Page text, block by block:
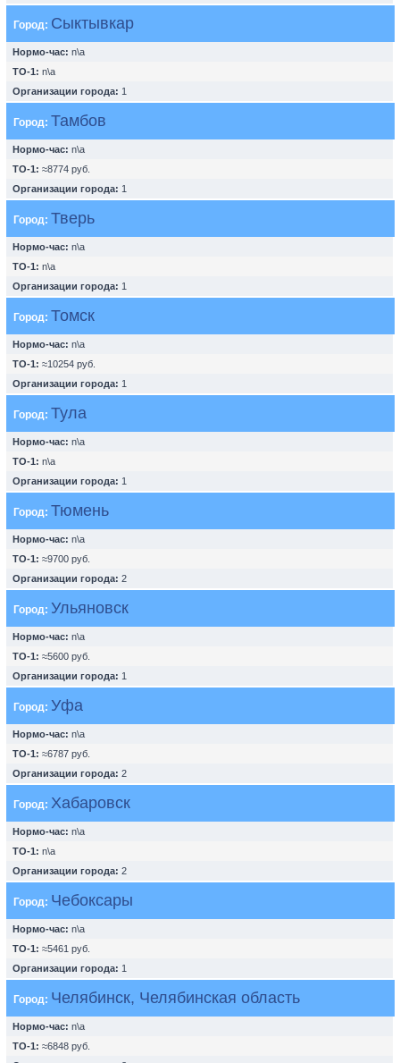
Город: Сыктывкар
Нормо-час: n\a
ТО-1: n\a
Организации города: 1
Город: Тамбов
Нормо-час: n\a
ТО-1: ≈8774 руб.
Организации города: 1
Город: Тверь
Нормо-час: n\a
ТО-1: n\a
Организации города: 1
Город: Томск
Нормо-час: n\a
ТО-1: ≈10254 руб.
Организации города: 1
Город: Тула
Нормо-час: n\a
ТО-1: n\a
Организации города: 1
Город: Тюмень
Нормо-час: n\a
ТО-1: ≈9700 руб.
Организации города: 2
Город: Ульяновск
Нормо-час: n\a
ТО-1: ≈5600 руб.
Организации города: 1
Город: Уфа
Нормо-час: n\a
ТО-1: ≈6787 руб.
Организации города: 2
Город: Хабаровск
Нормо-час: n\a
ТО-1: n\a
Организации города: 2
Город: Чебоксары
Нормо-час: n\a
ТО-1: ≈5461 руб.
Организации города: 1
Город: Челябинск, Челябинская область
Нормо-час: n\a
ТО-1: ≈6848 руб.